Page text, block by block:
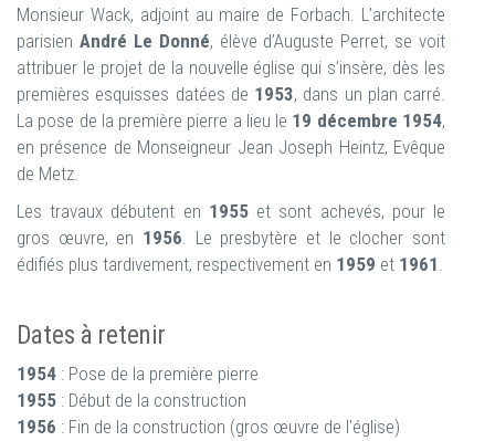
Monsieur Wack, adjoint au maire de Forbach. L’architecte
parisien André Le Donné, élève d’Auguste Perret, se voit
attribuer le projet de la nouvelle église qui s’insère, dès les
premières esquisses datées de 1953, dans un plan carré.
La pose de la première pierre a lieu le 19 décembre 1954,
en présence de Monseigneur Jean Joseph Heintz, Evêque
de Metz.
Les travaux débutent en 1955et sont achevés, pour le
gros œuvre, en 1956. Le presbytère et le clocher sont
édifiés plus tardivement, respectivement en 1959 et 1961.
Dates à retenir
1954 : Pose de la première pierre
1955 : Début de la construction
1956 : Fin de la construction (gros œuvre de l'église)